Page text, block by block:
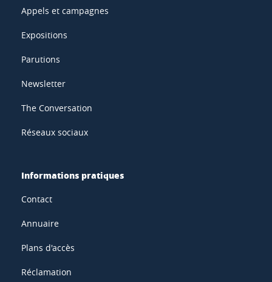
Appels et campagnes
Expositions
Parutions
Newsletter
The Conversation
Réseaux sociaux
Informations pratiques
Contact
Annuaire
Plans d'accès
Réclamation